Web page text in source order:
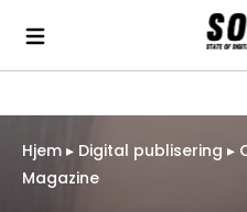
Hjem ▸ Digital publisering ▸
Magazine